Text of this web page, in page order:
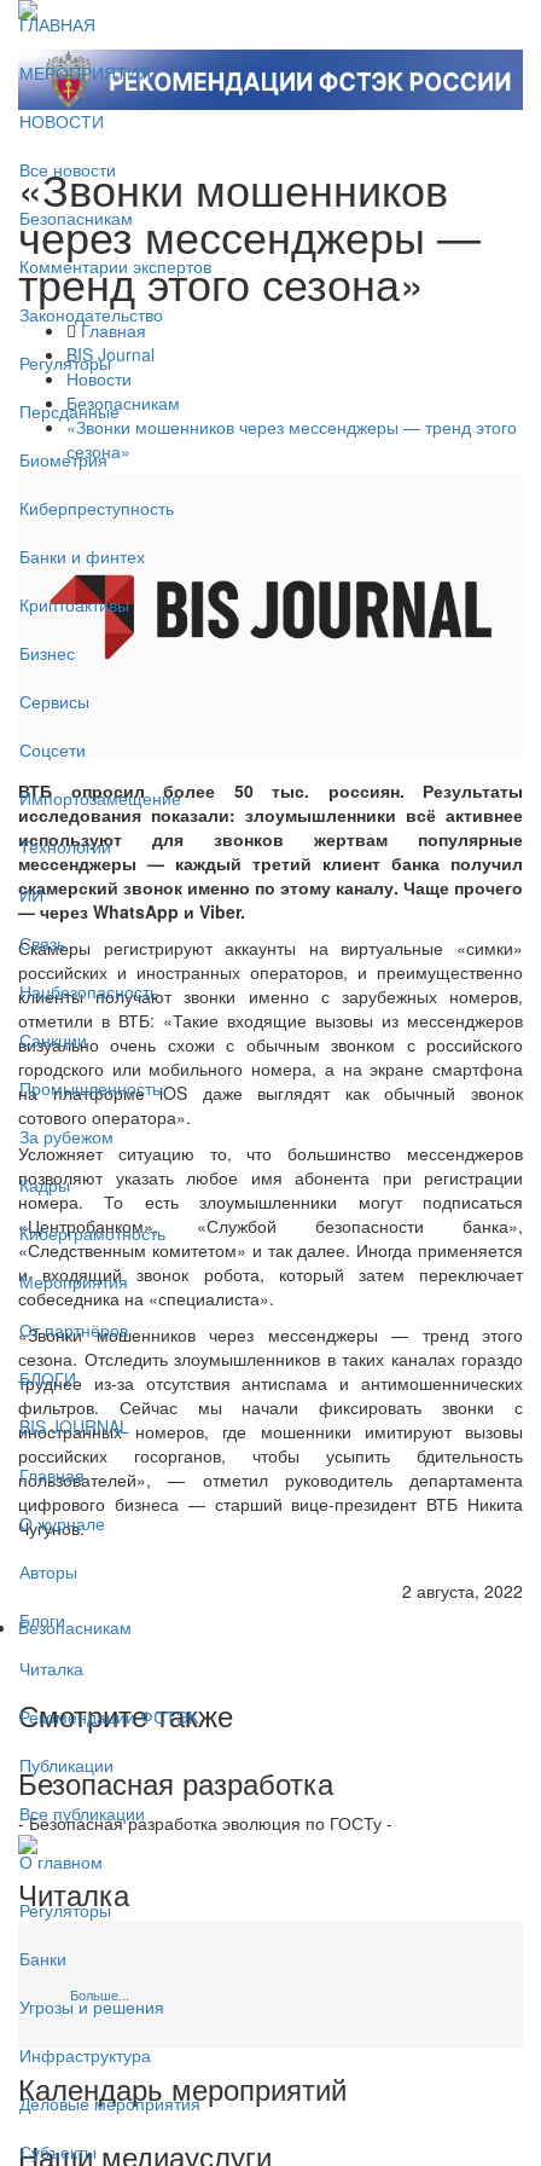
ГЛАВНАЯ
МЕРОПРИЯТИЯ
НОВОСТИ
Все новости
Безопасникам
Комментарии экспертов
Законодательство
Регуляторы
Персданные
Биометрия
Киберпреступность
Банки и финтех
Криптоактивы
Бизнес
Сервисы
Соцсети
Импортозамещение
Технологии
ИИ
Связь
Нацбезопасность
Санкции
Промышленность
За рубежом
Кадры
Киберграмотность
Мероприятия
От партнёров
БЛОГИ
BIS JOURNAL
Главная
О журнале
Авторы
Блоги
Читалка
Рекомендации ФСТЭК
Публикации
Все публикации
О главном
Регуляторы
Банки
Угрозы и решения
Инфраструктура
Деловые мероприятия
Субъекты
«Звонки мошенников
через мессенджеры —
тренд этого сезона»
Главная
BIS Journal
Новости
Безопасникам
«Звонки мошенников через мессенджеры — тренд этого
сезона»
ВТБ опросил более 50 тыс. россиян. Результаты
исследования показали: злоумышленники всё активнее
используют для звонков жертвам популярные
мессенджеры — каждый третий клиент банка получил
скамерский звонок именно по этому каналу. Чаще прочего
— через WhatsApp и Viber.
Скамеры регистрируют аккаунты на виртуальные «симки»
российских и иностранных операторов, и преимущественно
клиенты получают звонки именно с зарубежных номеров,
отметили в ВТБ: «Такие входящие вызовы из мессенджеров
визуально очень схожи с обычным звонком с российского
городского или мобильного номера, а на экране смартфона
на платформе iOS даже выглядят как обычный звонок
сотового оператора».
Усложняет ситуацию то, что большинство мессенджеров
позволяют указать любое имя абонента при регистрации
номера. То есть злоумышленники могут подписаться
«Центробанком», «Службой безопасности банка»,
«Следственным комитетом» и так далее. Иногда применяется
и входящий звонок робота, который затем переключает
собеседника на «специалиста».
«Звонки мошенников через мессенджеры — тренд этого
сезона. Отследить злоумышленников в таких каналах гораздо
труднее из-за отсутствия антиспама и антимошеннических
фильтров. Сейчас мы начали фиксировать звонки с
иностранных номеров, где мошенники имитируют вызовы
российских госорганов, чтобы усыпить бдительность
пользователей», — отметил руководитель департамента
цифрового бизнеса — старший вице-президент ВТБ Никита
Чугунов.
2 августа, 2022
Безопасникам
Смотрите также
Безопасная разработка
- Безопасная разработка эволюция по ГОСТу -
Читалка
Больше...
Календарь мероприятий
Наши медиауслуги